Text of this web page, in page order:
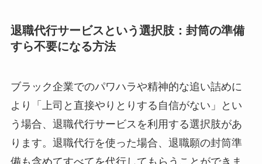
退職代行サービスという選択肢：封筒の準備
すら不要になる方法
ブラック企業でのパワハラや精神的な追い詰めに
より「上司と直接やりとりする自信がない」とい
う場合、退職代行サービスを利用する選択肢があ
ります。退職代行を使った場合、退職願の封筒準